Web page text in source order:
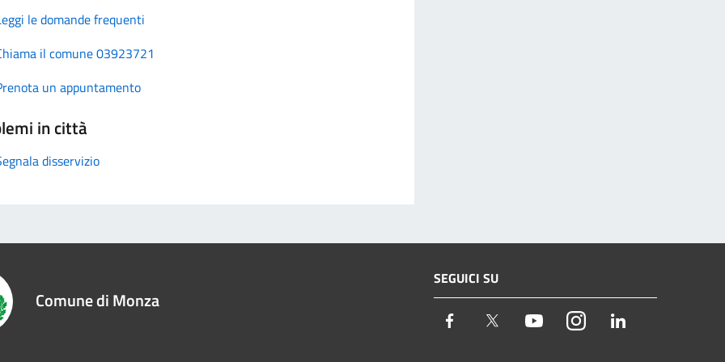
le domande frequenti
il comune 03923721
un appuntamento
in città
disservizio
Comune di Monza
SEGUICI SU
Facebook Twitter YoutubeInstagram